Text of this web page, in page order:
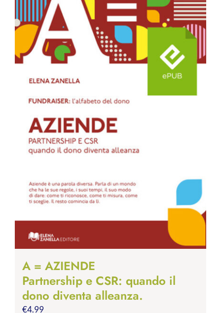
A = AZIENDE
Partnership e CSR: quando il
dono diventa alleanza.
€4.99